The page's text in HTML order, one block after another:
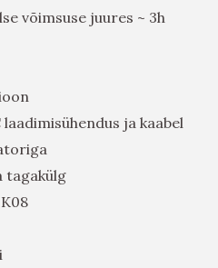
võimsuse juures ~ 3h
ja kaabel
tagakülg